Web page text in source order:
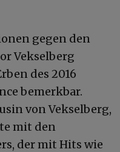
gegen den
Vekselberg
des 2016
bemerkbar.
von Vekselberg,
mit den
der mit Hits wie